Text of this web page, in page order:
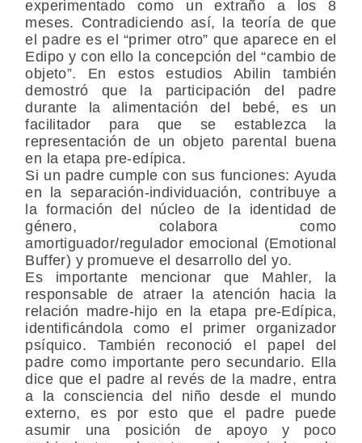
experimentado como un extraño a los 8
meses. Contradiciendo así, la teoría de que
el padre es el “primer otro” que aparece en el
Edipo y con ello la concepción del “cambio de
objeto”. En estos estudios Abilin también
demostró que la participación del padre
durante la alimentación del bebé, es un
facilitador para que se establezca la
representación de un objeto parental buena
en la etapa pre-edípica.
Si un padre cumple con sus funciones: Ayuda
en la separación-individuación, contribuye a
la formación del núcleo de la identidad de
género, colabora como
amortiguador/regulador emocional (Emotional
Buffer) y promueve el desarrollo del yo.
Es importante mencionar que Mahler, la
responsable de atraer la atención hacia la
relación madre-hijo en la etapa pre-Edípica,
identificándola como el primer organizador
psíquico. También reconoció el papel del
padre como importante pero secundario. Ella
dice que el padre al revés de la madre, entra
a la consciencia del niño desde el mundo
externo, es por esto que el padre puede
asumir una posición de apoyo y poco